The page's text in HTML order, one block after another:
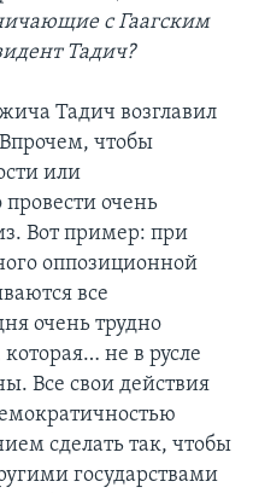
с Гаагским
Тадич?
Тадич возглавил
чтобы
или
очень
Вот пример: при
оппозиционной
все
очень трудно
не в русле
Все свои действия
сделать так, чтобы
государствами